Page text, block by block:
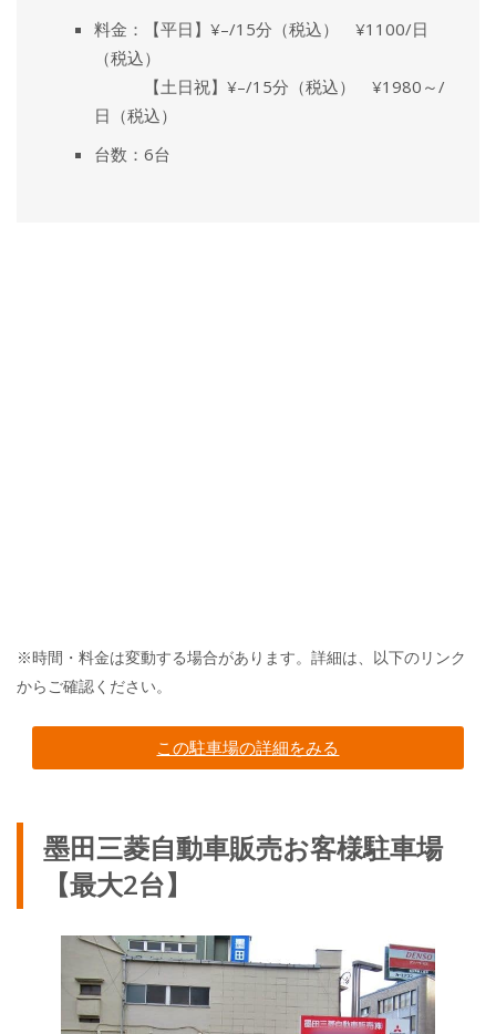
料金：【平日】¥–/15分（税込） ¥1100/日
（税込）
【土日祝】¥–/15分（税込） ¥1980～/
日（税込）
台数：6台
※時間・料金は変動する場合があります。詳細は、以下のリンク
からご確認ください。
この駐車場の詳細をみる
墨田三菱自動車販売お客様駐車場
【最大2台】